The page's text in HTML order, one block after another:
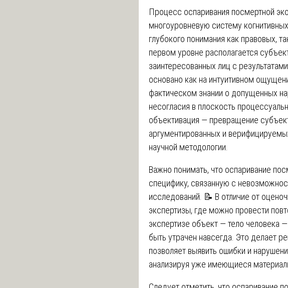
Процесс оспаривания посмертной
многоуровневую систему
глубокого понимания как правовых,
первом уровне располагается
заинтересованных лиц с
основано как на интуитивном
фактическом знании о допущенных
несогласия в плоскость
объективация — превращение
аргументированных и
научной методологии.
Важно понимать, что оспаривание
специфику, связанную с
исследований. 📝 В отличие от
экспертизы, где можно провести
экспертизе объект — тело человека
быть утрачен навсегда. Это делает
позволяет выявить ошибки и
анализируя уже имеющиеся